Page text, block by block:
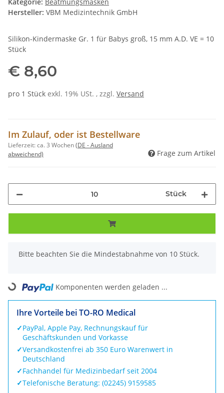
Hersteller: VBM Medizintechnik GmbH
Silikon-Kindermaske Gr. 1 für Babys groß, 15 mm A.D. VE = 10
Stück
€ 8,60
pro 1 Stück exkl. 19% USt. , zzgl. Versand
Im Zulauf, oder ist Bestellware
Lieferzeit:ca. 3 Wochen(DE - Ausland
abweichend)
Frage zum Artikel
Stück
x
Bitte beachten Sie die Mindestabnahme von 10 Stück.
Loading... Komponenten werden geladen ...
Ihre Vorteile bei TO-RO Medical
✓PayPal, Apple Pay, Rechnungskauf für
Geschäftskunden und Vorkasse
✓Versandkostenfrei ab 350 Euro Warenwert in
Deutschland
✓Fachhandel für Medizinbedarf seit 2004
✓Telefonische Beratung: (02245) 9159585